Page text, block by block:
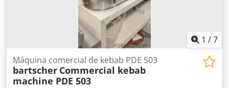
1 /7
Máquina comercial de kebab PDE 503
bartscher Commercial kebab
machine PDE 503